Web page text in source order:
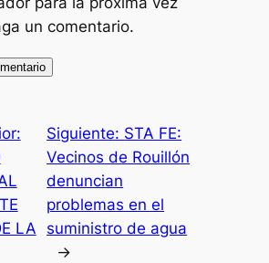
un comentario.
LA
Siguiente: STA FE:
Vecinos de Rouillón
denuncian
problemas en el
suministro de agua
→